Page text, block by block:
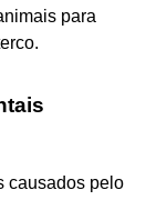
para
causados pelo